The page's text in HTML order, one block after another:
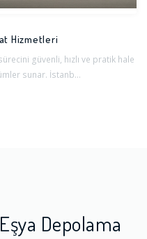
Hizmetleri
güvenli, hızlı ve pratik hale
sunar. İstanb...
Depolama